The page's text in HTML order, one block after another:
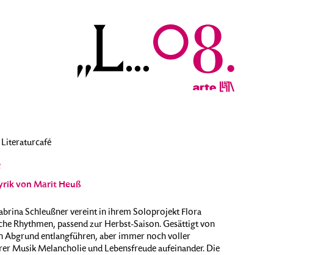
von Marit Heuß
Schleußner vereint in ihrem Soloprojekt Flora
Rhythmen, passend zur Herbst-Saison. Gesättigt von
Abgrund entlangführen, aber immer noch voller
Musik Melancholie und Lebensfreude aufeinander. Die